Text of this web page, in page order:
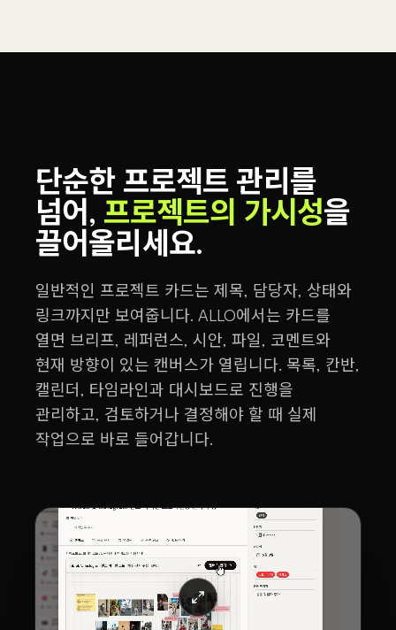
단순한 프로젝트 관리를
넘어, 프로젝트의 가시성을
끌어올리세요.
일반적인 프로젝트 카드는 제목, 담당자, 상태와
링크까지만 보여줍니다. ALLO에서는 카드를
열면 브리프, 레퍼런스, 시안, 파일, 코멘트와
현재 방향이 있는 캔버스가 열립니다. 목록, 칸반,
캘린더, 타임라인과 대시보드로 진행을
관리하고, 검토하거나 결정해야 할 때 실제
작업으로 바로 들어갑니다.